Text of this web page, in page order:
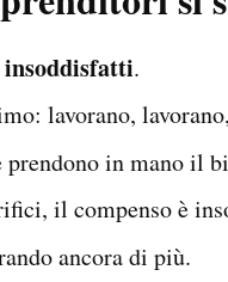
insoddisfatti.
lavorano,
in mano il
il compenso è
ancora di più.